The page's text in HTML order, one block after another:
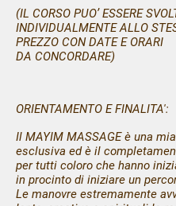
(IL CORSO PUO’ ESSERE
INDIVIDUALMENTE ALLO
PREZZO CON DATE E ORARI
DA CONCORDARE)
ORIENTAMENTO E FINALITA':
Il MAYIM MASSAGE è una mia
esclusiva ed è il
per tutti coloro che hanno
in procinto di iniziare un
Le manovre estremamente